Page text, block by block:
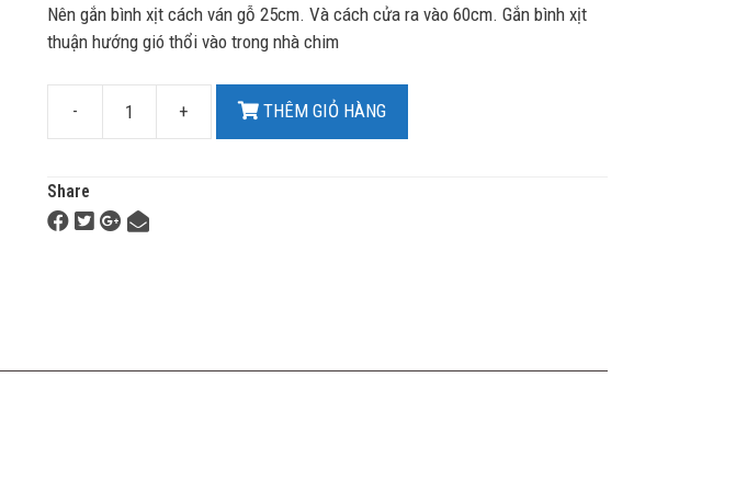
Nên gắn bình xịt cách ván gỗ 25cm. Và cách cửa ra vào 60cm. Gắn bình xịt
thuận hướng gió thổi vào trong nhà chim
- + THÊM GIỎ HÀNG
Share